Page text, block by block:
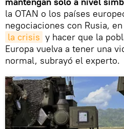
la OTAN o los países
negociaciones con Rusia,
la crisis y hacer que la
Europa vuelva a tener una
normal, subrayó el experto.